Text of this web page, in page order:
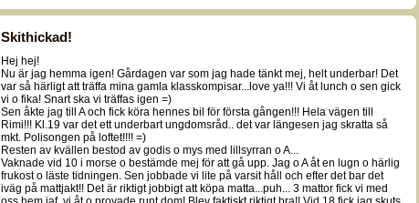
Skithickad!
Hej hej!
Nu är jag hemma igen! Gårdagen var som jag hade tänkt mej, helt underbar! Det
var så härligt att träffa mina gamla klasskompisar...love ya!!! Vi åt lunch o sen gick
vi o fika! Snart ska vi träffas igen =)
Sen åkte jag till A och fick köra hennes bil för första gången!!! Hela vägen till
Rimi!!! Kl.19 var det ett underbart ungdomsråd.. det var längesen jag skratta så
mkt. Polisongen på loftet!!!! =)
Resten av kvällen bestod av godis o mys med lillsyrran o A...
Vaknade vid 10 i morse o bestämde mej för att gå upp. Jag o A åt en lugn o härlig
frukost o läste tidningen. Sen jobbade vi lite på varsit håll och efter det bar det
iväg på mattjakt!! Det är riktigt jobbigt att köpa matta...puh... 3 mattor fick vi med